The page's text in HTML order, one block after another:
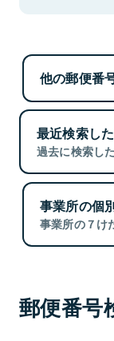
他の郵便番
最近検索し
過去に検索し
事業所の個
事業所の７け
郵便番号